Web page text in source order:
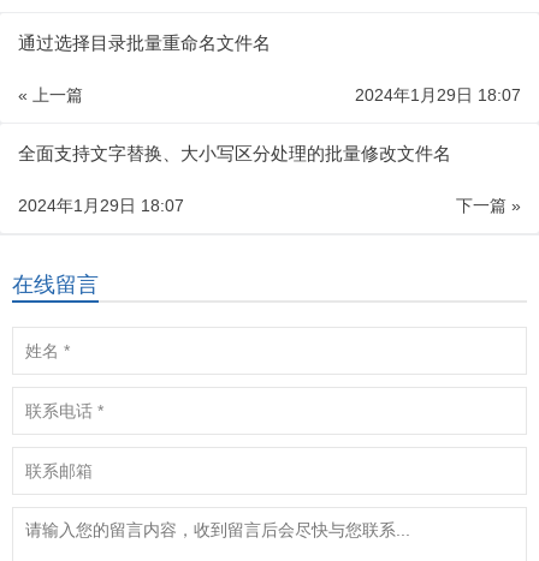
通过选择目录批量重命名文件名
« 上一篇 2024年1月29日 18:07
全面支持文字替换、大小写区分处理的批量修改文件名
下一篇 »
2024年1月29日 18:07
在线留言